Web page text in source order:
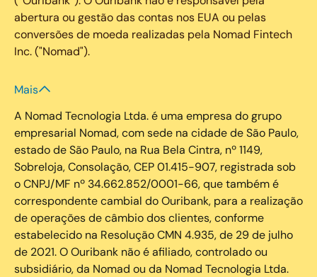
abertura ou gestão das contas nos EUA ou pelas
conversões de moeda realizadas pela Nomad Fintech
Inc. ("Nomad").
Mais
A Nomad Tecnologia Ltda. é uma empresa do grupo
empresarial Nomad, com sede na cidade de São Paulo,
estado de São Paulo, na Rua Bela Cintra, nº 1149,
Sobreloja, Consolação, CEP 01.415-907, registrada sob
o CNPJ/MF nº 34.662.852/0001-66, que também é
correspondente cambial do Ouribank, para a realização
de operações de câmbio dos clientes, conforme
estabelecido na Resolução CMN 4.935, de 29 de julho
de 2021. O Ouribank não é afiliado, controlado ou
subsidiário, da Nomad ou da Nomad Tecnologia Ltda.